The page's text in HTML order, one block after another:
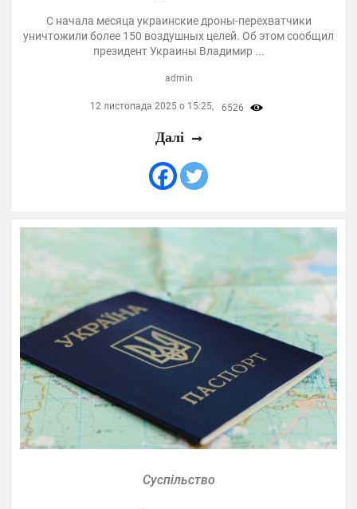
С начала месяца украинские дроны-перехватчики
уничтожили более 150 воздушных целей. Об этом сообщил
президент Украины Владимир ...
admin
12 листопада 2025 о 15:25, 6526
Далі
Суспільство